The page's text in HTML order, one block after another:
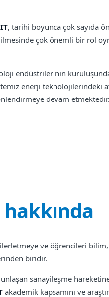
, tarihi boyunca çok sayıda
çok önemli bir rol
endüstrilerinin
enerji teknolojilerindeki
devam etmektedir.
hakkında
ve öğrencileri
biridir.
sanayileşme
akademik kapsamını ve